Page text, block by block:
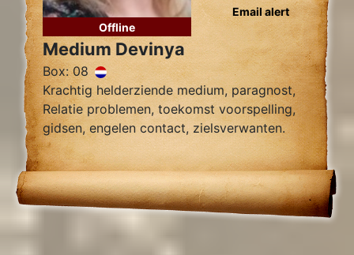
Offline
Email alert
Medium Devinya
Box: 08
Krachtig helderziende medium, paragnost,
Relatie problemen, toekomst voorspelling,
gidsen, engelen contact, zielsverwanten.